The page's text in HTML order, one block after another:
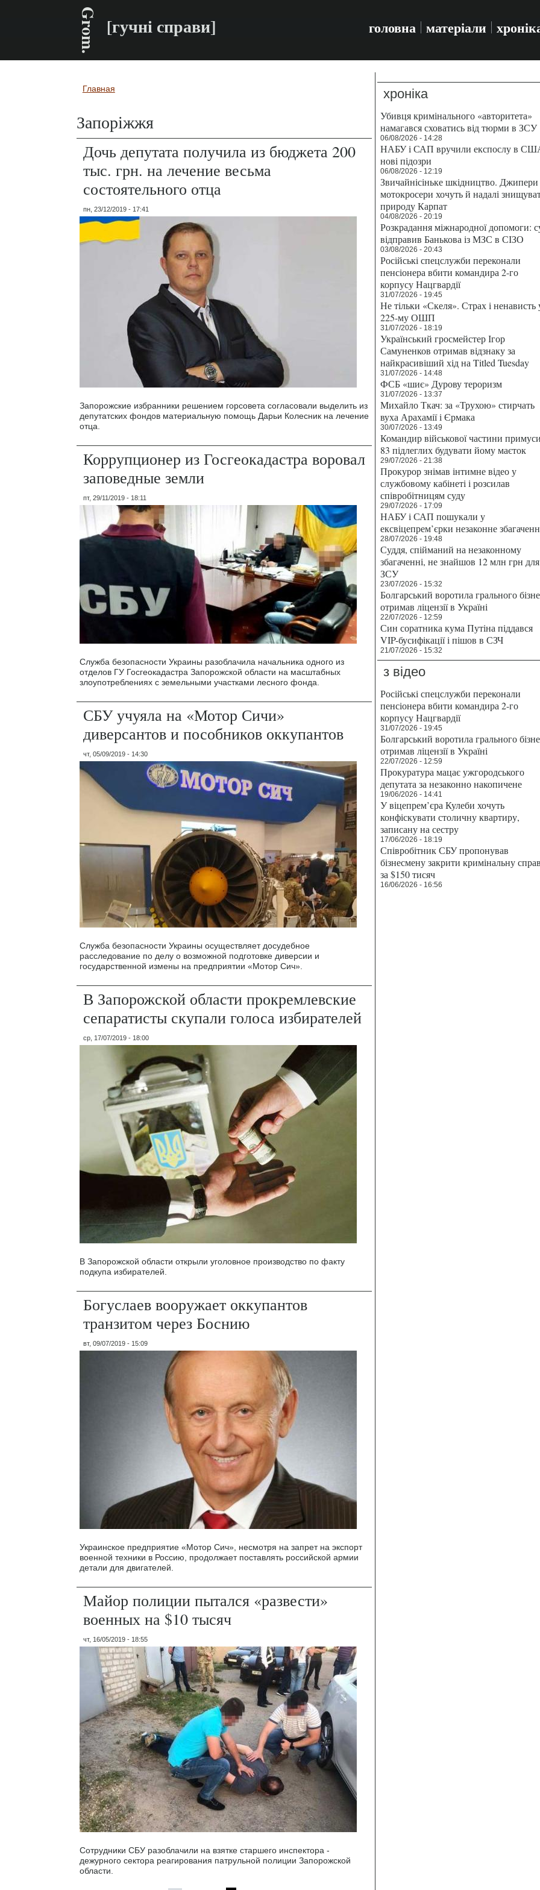
Grom. [гучні справи] головна матеріали
Вы здесь
Главная
Запоріжжя
Дочь депутата получила из бюджета 200
тыс. грн. на лечение весьма
состоятельного отца
пн, 23/12/2019 - 17:41
Запорожские избранники решением горсовета согласовали выделить из
депутатских фондов материальную помощь Дарьи Колесник на лечение
отца.
Коррупционер из Госгеокадастра воровал
заповедные земли
пт, 29/11/2019 - 18:11
Служба безопасности Украины разоблачила начальника одного из
отделов ГУ Госгеокадастра Запорожской области на масштабных
злоупотреблениях с земельными участками лесного фонда.
СБУ учуяла на «Мотор Сичи»
диверсантов и пособников оккупантов
чт, 05/09/2019 - 14:30
Служба безопасности Украины осуществляет досудебное
расследование по делу о возможной подготовке диверсии и
государственной измены на предприятии «Мотор Сич».
В Запорожской области прокремлевские
сепаратисты скупали голоса избирателей
ср, 17/07/2019 - 18:00
В Запорожской области открыли уголовное производство по факту
подкупа избирателей.
Богуслаев вооружает оккупантов
транзитом через Боснию
вт, 09/07/2019 - 15:09
Украинское предприятие «Мотор Сич», несмотря на запрет на экспорт
военной техники в Россию, продолжает поставлять российской армии
детали для двигателей.
Майор полиции пытался «развести»
военных на $10 тысяч
чт, 16/05/2019 - 18:55
Сотрудники СБУ разоблачили на взятке старшего инспектора -
дежурного сектора реагирования патрульной полиции Запорожской
области.
хроніка
Убивця кримінального «авторитета»
намагався сховатись від тюрми в ЗСУ
06/08/2026 - 14:28
НАБУ і САП вручили експослу в
нові підозри
06/08/2026 - 12:19
Звичайнісіньке шкідництво. Джипери
мотокросери хочуть й надалі
природу Карпат
04/08/2026 - 20:19
Розкрадання міжнародної допомоги:
відправив Банькова із МЗС в СІЗО
03/08/2026 - 20:43
Російські спецслужби переконали
пенсіонера вбити командира 2-го
корпусу Нацгвардії
31/07/2026 - 19:45
Не тільки «Скеля». Страх і ненависть
225-му ОШП
31/07/2026 - 18:19
Український гросмейстер Ігор
Самуненков отримав відзнаку за
найкрасивіший хід на Titled Tuesday
31/07/2026 - 14:48
ФСБ «шиє» Дурову тероризм
31/07/2026 - 13:37
Михайло Ткач: за «Трухою» стирчать
вуха Арахамії і Єрмака
30/07/2026 - 13:49
Командир військової частини
83 підлеглих будувати йому маєток
29/07/2026 - 21:38
Прокурор знімав інтимне відео у
службовому кабінеті і розсилав
співробітницям суду
29/07/2026 - 17:09
НАБУ і САП пошукали у
ексвіцепрем’єрки незаконне
28/07/2026 - 19:48
Суддя, спійманий на незаконному
збагаченні, не знайшов 12 млн грн для
ЗСУ
23/07/2026 - 15:32
Болгарський воротила грального
отримав ліцензії в Україні
22/07/2026 - 12:59
Син соратника кума Путіна піддався
VIP-бусифікації і пішов в СЗЧ
21/07/2026 - 15:32
з відео
Російські спецслужби переконали
пенсіонера вбити командира 2-го
корпусу Нацгвардії
31/07/2026 - 19:45
Болгарський воротила грального
отримав ліцензії в Україні
22/07/2026 - 12:59
Прокуратура мацає ужгородського
депутата за незаконно накопичене
19/06/2026 - 14:41
У віцепрем’єра Кулеби хочуть
конфіскувати столичну квартиру,
записану на сестру
17/06/2026 - 18:19
Співробітник СБУ пропонував
бізнесмену закрити кримінальну
за $150 тисяч
16/06/2026 - 16:56